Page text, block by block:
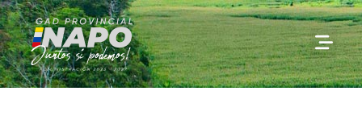
Ir
al
contenido